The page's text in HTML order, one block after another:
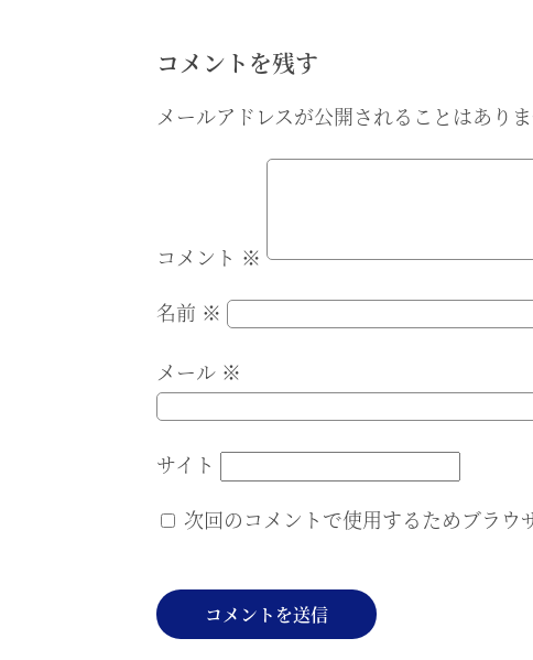
コメントを残す
メールアドレスが公開されることはありま
コメント ※
名前 ※
メール ※
サイト
次回のコメントで使用するためブラ